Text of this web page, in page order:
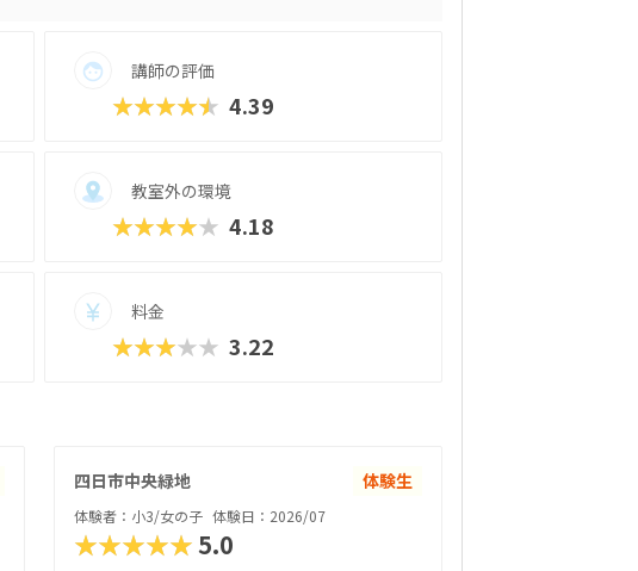
講師の評価
★★★★★ 4.39
教室外の環境
★★★★★ 4.18
料金
★★★★★ 3.22
四日市中央緑地 体験生
体験者：小3/女の子 体験日：2026/07
★★★★★5.0